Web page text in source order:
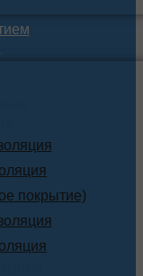
покрытие)